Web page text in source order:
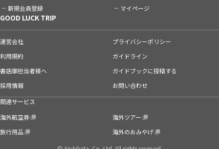
新規会員登録 マイページ
GOOD LUCK TRIP
運営会社
プライバシーポリシー
利用規約
ガイドライン
書店御担当者様へ
ガイドブックに投稿する
採用情報
お問い合わせ
関連サービス
海外航空券
海外ツアー
旅行用品
海外のおみやげ